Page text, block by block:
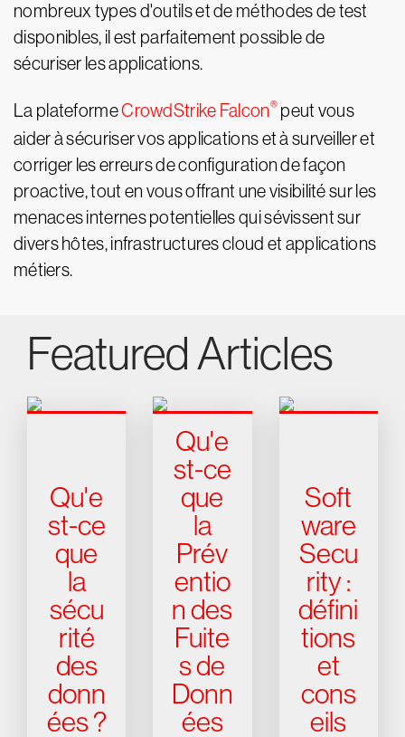
nombreux types d'outils et de méthodes de test
disponibles, il est parfaitement possible de
sécuriser les applications.
La plateformeCrowdStrike Falcon®peut vous
aider à sécuriser vos applications et à surveiller et
corriger les erreurs de configuration de façon
proactive, tout en vous offrant une visibilité sur les
menaces internes potentielles qui sévissent sur
divers hôtes, infrastructures cloud et applications
métiers.
Featured Articles
Qu'e
st-ce
que
la
sécu
rité
des
donn
ées ?
Qu'e
st-ce
que
la
Prév
entio
n des
Fuite
s de
Donn
ées
Soft
ware
Secu
rity :
défini
tions
et
cons
eils